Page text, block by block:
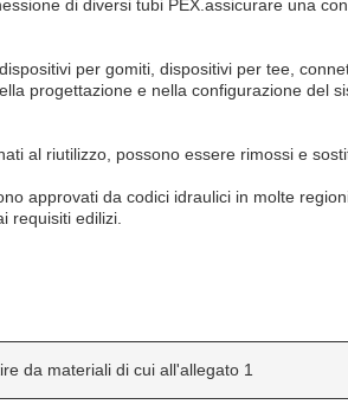
di diversi tubi PEX.assicurare una
per gomiti, dispositivi per tee,
progettazione e nella configurazione del
al riutilizzo, possono essere rimossi e
approvati da codici idraulici in molte
requisiti edilizi.
da materiali di cui all'allegato 1